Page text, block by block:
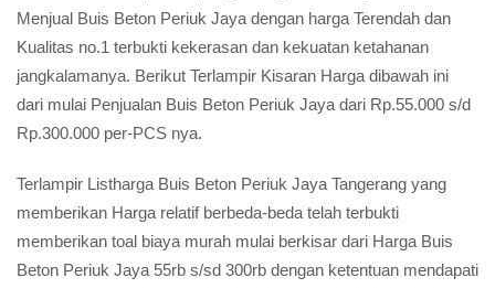
Menjual Buis Beton Periuk Jaya dengan harga Terendah dan
Kualitas no.1 terbukti kekerasan dan kekuatan ketahanan
jangkalamanya. Berikut Terlampir Kisaran Harga dibawah ini
dari mulai Penjualan Buis Beton Periuk Jaya dari Rp.55.000 s/d
Rp.300.000 per-PCS nya.
Terlampir Listharga Buis Beton Periuk Jaya Tangerang yang
memberikan Harga relatif berbeda-beda telah terbukti
memberikan toal biaya murah mulai berkisar dari Harga Buis
Beton Periuk Jaya 55rb s/sd 300rb dengan ketentuan mendapati